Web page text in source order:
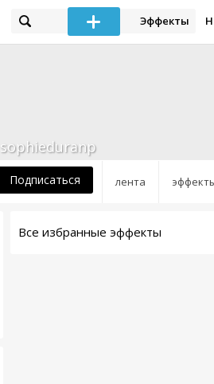
Эффекты
лента
sophieduranp
Подписаться
Все избранные эффекты